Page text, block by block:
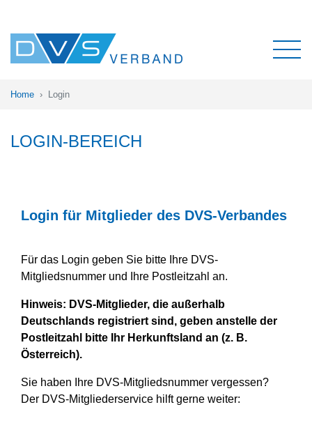
Home Login
LOGIN-BEREICH
Login für Mitglieder des DVS-Verbandes
Für das Login geben Sie bitte Ihre DVS-
Mitgliedsnummer und Ihre Postleitzahl an.
Hinweis: DVS-Mitglieder, die außerhalb
Deutschlands registriert sind, geben anstelle der
Postleitzahl bitte Ihr Herkunftsland an (z. B.
Österreich).
Sie haben Ihre DVS-Mitgliedsnummer vergessen?
Der DVS-Mitgliederservice hilft gerne weiter: